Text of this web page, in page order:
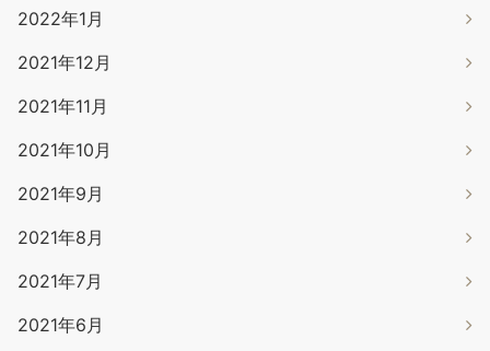
2022年1月
2021年12月
2021年11月
2021年10月
2021年9月
2021年8月
2021年7月
2021年6月